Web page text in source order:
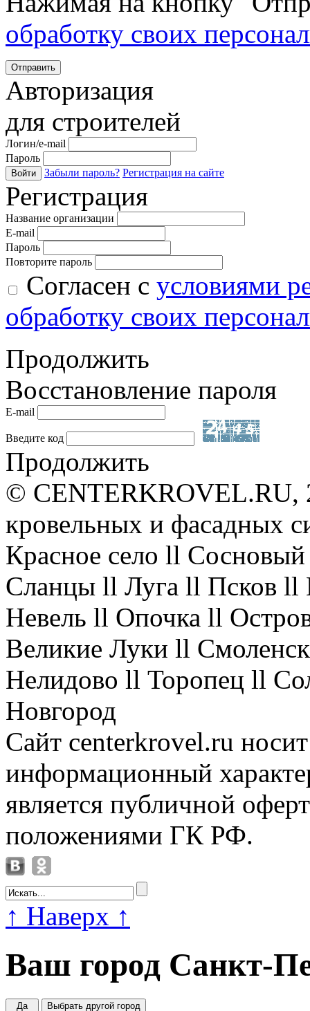
обработку своих
Отправить
Авторизация
для строителей
Логин/e-mail
Пароль
Войти Забыли пароль? Регистрация на сайте
Регистрация
Название организации
E-mail
Пароль
Повторите пароль
Согласен с условиями
обработку своих
Продолжить
Восстановление пароля
E-mail
Введите код
Продолжить
© CENTERKROVEL.RU,
кровельных и фасадных
Красное село ll
Сланцы ll Луга ll Псков
Невель ll Опочка ll
Великие Луки ll
Нелидово ll Торопец ll
Новгород
Сайт centerkrovel.ru
информационный
является публичной
положениями ГК РФ.
↑ Наверх ↑
Ваш город Санкт-
Да Выбрать другой город